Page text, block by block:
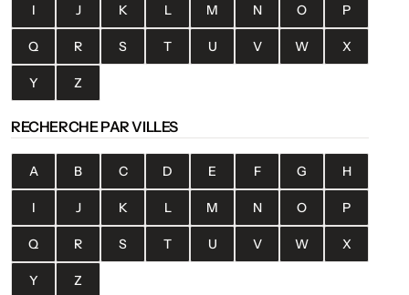
I J K L M N O P
Q R S T U V W X
Y Z
RECHERCHE PAR VILLES
A B C D E F G H
I J K L M N O P
Q R S T U V W X
Y Z